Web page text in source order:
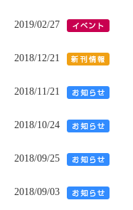
2019/02/27
2018/12/21
2018/11/21
2018/10/24
2018/09/25
2018/09/03